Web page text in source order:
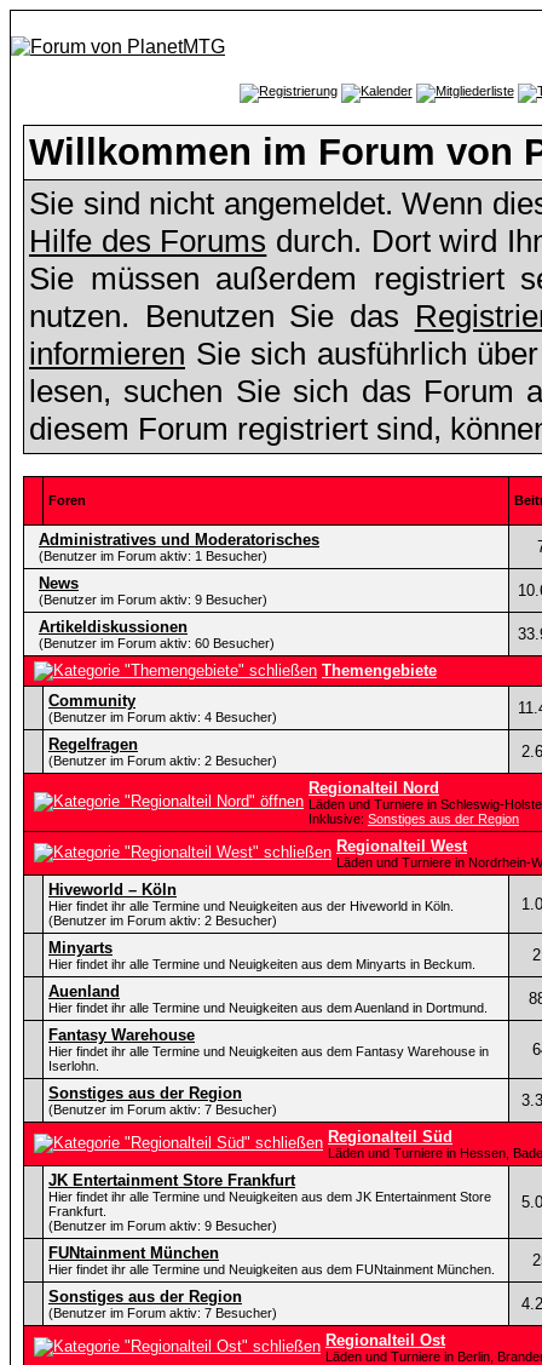
Willkommen im Forum von
Sie sind nicht angemeldet. Wenn
Hilfe des Forums durch. Dort wird
Sie müssen außerdem registriert
nutzen. Benutzen Sie das
informieren Sie sich ausführlich
lesen, suchen Sie sich das Forum
diesem Forum registriert sind,
Foren
Administratives und Moderatorisches
(Benutzer im Forum aktiv: 1 Besucher)
News
(Benutzer im Forum aktiv: 9 Besucher)
Artikeldiskussionen
(Benutzer im Forum aktiv: 60 Besucher)
Themengebiete
Community
(Benutzer im Forum aktiv: 4 Besucher)
Regelfragen
(Benutzer im Forum aktiv: 2 Besucher)
Regionalteil Nord
Läden und Turniere in Schleswig-
Inklusive: Sonstiges aus der Region
Regionalteil West
Läden und Turniere in Nordrhein-
Hiveworld – Köln
Hier findet ihr alle Termine und Neuigkeiten aus der Hiveworld in Köln.
(Benutzer im Forum aktiv: 2 Besucher)
Minyarts
Hier findet ihr alle Termine und Neuigkeiten aus dem Minyarts in Beckum.
Auenland
Hier findet ihr alle Termine und Neuigkeiten aus dem Auenland in Dortmund.
Fantasy Warehouse
Hier findet ihr alle Termine und Neuigkeiten aus dem Fantasy Warehouse in
Iserlohn.
Sonstiges aus der Region
(Benutzer im Forum aktiv: 7 Besucher)
Regionalteil Süd
Läden und Turniere in Hessen,
JK Entertainment Store Frankfurt
Hier findet ihr alle Termine und Neuigkeiten aus dem JK Entertainment Store
Frankfurt.
(Benutzer im Forum aktiv: 9 Besucher)
FUNtainment München
Hier findet ihr alle Termine und Neuigkeiten aus dem FUNtainment München.
Sonstiges aus der Region
(Benutzer im Forum aktiv: 7 Besucher)
Regionalteil Ost
Läden und Turniere in Berlin,